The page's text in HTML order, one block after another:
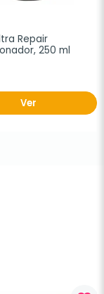
Repair
250 ml
Ver